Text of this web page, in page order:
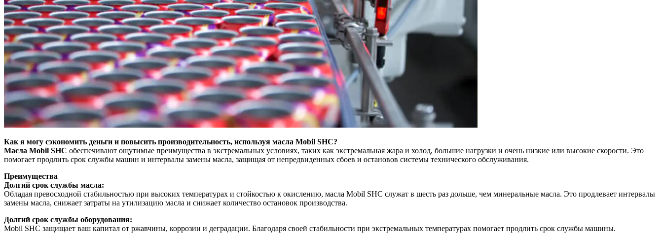
Как я могу сэкономить деньги и повысить производительность, используя масла Mobil SHC?
Масла Mobil SHC обеспечивают ощутимые преимущества в экстремальных условиях, таких как экстремальная жара и холод, большие нагрузки и очень низкие или высокие скорости. Это
помогает продлить срок службы машин и интервалы замены масла, защищая от непредвиденных сбоев и остановов системы технического обслуживания.
Преимущества
Долгий срок службы масла:
Обладая превосходной стабильностью при высоких температурах и стойкостью к окислению, масла Mobil SHC служат в шесть раз дольше, чем минеральные масла. Это продлевает интервалы
замены масла, снижает затраты на утилизацию масла и снижает количество остановок производства.
Долгий срок службы оборудования:
Mobil SHC защищает ваш капитал от ржавчины, коррозии и деградации. Благодаря своей стабильности при экстремальных температурах помогает продлить срок службы машины.